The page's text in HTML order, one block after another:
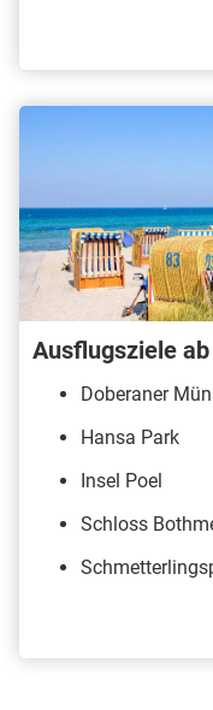
Ausflugsziele
Doberaner
Hansa Park
Insel Poel
Schloss